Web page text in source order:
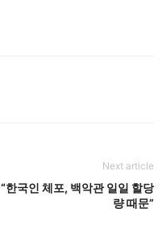
Next article
“한국인 체포, 백악관 일일 할당
량 때문”